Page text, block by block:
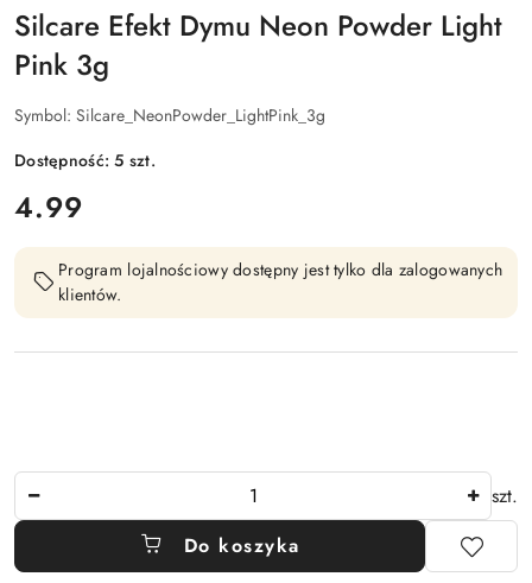
Silcare Efekt Dymu Neon Powder Light
Pink 3g
Symbol: Silcare_NeonPowder_LightPink_3g
Dostępność:5 szt.
cena:
4.99
Program lojalnościowy dostępny jest tylko dla zalogowanych
klientów.
szt.
Do koszyka